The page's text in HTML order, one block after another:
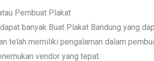
Pembuat Plakat
banyak Buat Plakat Bandung yang
telah memiliki pengalaman dalam
vendor yang tepat.